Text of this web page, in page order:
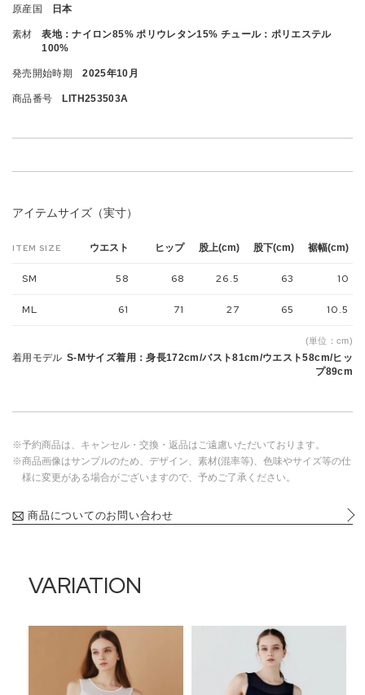
原産国 日本
素材
表地：ナイロン85% ポリウレタン15% チュール：ポリエステル
100%
発売開始時期 2025年10月
商品番号 LITH253503A
アイテムサイズ（実寸）
ITEM SIZE ウエスト ヒップ 股上(cm) 股下(cm) 裾幅(cm)
SM 58 68 26.5 63 10
ML 61 71 27 65 10.5
(単位：cm)
着用モデル S-Mサイズ着用：身長172cm/バスト81cm/ウエスト58cm/ヒッ
プ89cm
※予約商品は、キャンセル・交換・返品はご遠慮いただいております。
※商品画像はサンプルのため、デザイン、素材(混率等)、色味やサイズ等の仕
様に変更がある場合がございますので、予めご了承ください。
商品についてのお問い合わせ
VARIATION